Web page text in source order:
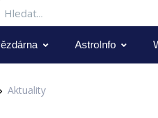
AstroInfo
Aktuality